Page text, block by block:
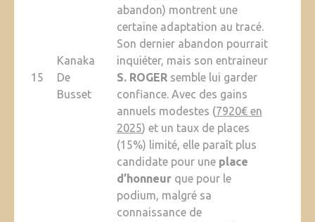
15
Kanaka
De
Busset
abandon) montrent une
certaine adaptation au tracé.
Son dernier abandon pourrait
inquiéter, mais son entraineur
S. ROGERsemble lui garder
confiance. Avec des gains
annuels modestes (7920€ en
2025) et un taux de places
(15%) limité, elle paraît plus
candidate pour une place
d’honneurque pour le
podium, malgré sa
connaissance de